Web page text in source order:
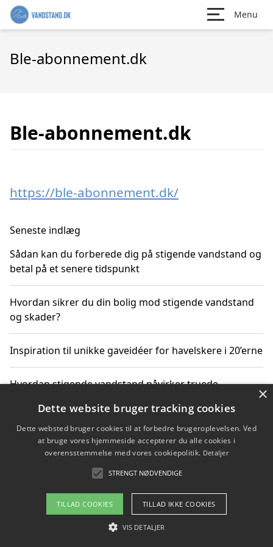
Menu
Ble-abonnement.dk
Ble-abonnement.dk
https://ble-abonnement.dk/
Seneste indlæg
Sådan kan du forberede dig på stigende vandstand og
betal på et senere tidspunkt
Hvordan sikrer du din bolig mod stigende vandstand
og skader?
Inspiration til unikke gaveidéer for havelskere i 20’erne
Hvordan stigende vandstand påvirker truede
Sådan vælger du de bedste vandrerygsække til
vandreture i Danmark
Copyright 2026 - Pilanto Aps
Om / kontakt
×
Dette website bruger tracking cookies
Dette websted bruger cookies til at forbedre brugeroplevelsen. Ved
at bruge vores hjemmeside accepterer du alle cookies i
overensstemmelse med vores cookiepolitik. Detaljer
STRENGT NØDVENDIGE
TILLAD COOKIES TILLAD IKKE COOKIES
VIS DETALJER